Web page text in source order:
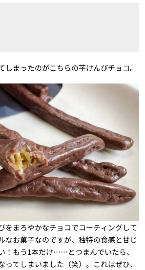
しまったのがこちらの芋けんぴチョコ。
をまろやかなチョコでコーティングして
なお菓子なのですが、独特の食感と甘じ
！もう1本だけ……とつまんでいたら、
ってしまいました（笑）。これはぜひ、